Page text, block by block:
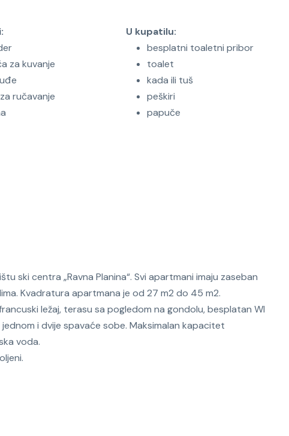
za kuvanje
ručavanje
U kupatilu:
besplatni toaletni pribor
toalet
kada ili tuš
peškiri
papuče
ski centra „Ravna Planina“. Svi apartmani imaju zaseban
Kvadratura apartmana je od 27 m2 do 45 m2.
ležaj, terasu sa pogledom na gondolu, besplatan WI
i dvije spavaće sobe. Maksimalan kapacitet
voda.